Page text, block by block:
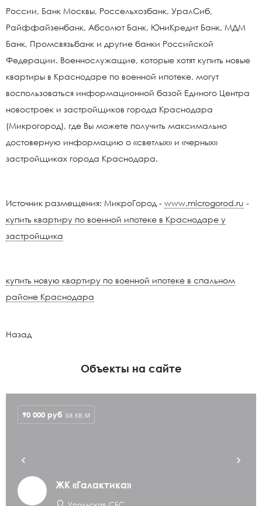
России, Банк Москвы, Россельхозбанк, УралСиб,
Райффайзенбанк, Абсолют Банк, ЮниКредит Банк, МДМ
Банк, Промсвязьбанк и другие банки Российской
Федерации. Военнослужащие, которые хотят купить новые
квартиры в Краснодаре по военной ипотеке, могут
воспользоваться информационной базой Единого Центра
новостроек и застройщиков города Краснодара
(Микрогород), где Вы можете получить максимально
достоверную информацию о «светлых» и «черных»
застройщиках города Краснодара.
Источник размещения: МикроГород - www.microgorod.ru -
купить квартиру по военной ипотеке в Краснодаре у
застройщика
купить новую квартиру по военной ипотеке в спальном
районе Краснодара
Назад
Объекты на сайте
ЖК «Галактика»
90 000 руб за кв.м